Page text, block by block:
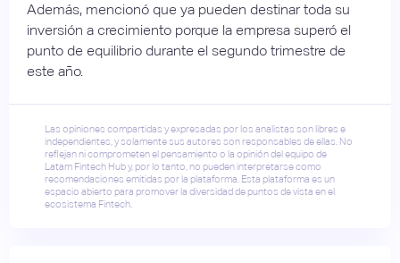
Además, mencionó que ya pueden destinar toda su
inversión a crecimiento porque la empresa superó el
punto de equilibrio durante el segundo trimestre de
este año.
Las opiniones compartidas y expresadas por los analistas son libres e
independientes, y solamente sus autores son responsables de ellas. No
reflejan ni comprometen el pensamiento o la opinión del equipo de
Latam Fintech Hub y, por lo tanto, no pueden interpretarse como
recomendaciones emitidas por la plataforma. Esta plataforma es un
espacio abierto para promover la diversidad de puntos de vista en el
ecosistema Fintech.